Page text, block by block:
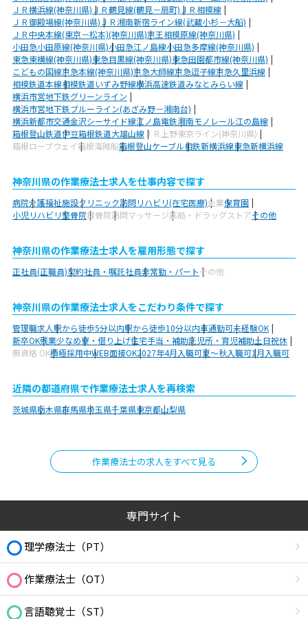
ＪＲ横浜線(神奈川県)ＪＲ鶴見線(鶴見－扇町)ＪＲ相模線
ＪＲ御殿場線(神奈川県)ＪＲ湘南新宿ライン線(武蔵小杉－大船)
ＪＲ中央本線(東京－松本)(神奈川県)京王相模原線(神奈川県)
小田急小田原線(神奈川県)小田急江ノ島線小田急多摩線(神奈川県)
東急東横線(神奈川県)東急目黒線(神奈川県)東急田園都市線(神奈川県)
こどもの国線京急本線(神奈川県)京急大師線京急逗子線京急久里浜線
相模鉄道本線相模鉄道いずみ野線横浜高速鉄道みなとみらい線
横浜市営地下鉄グリーンライン
横浜市営地下鉄ブルーライン(あざみ野－湘南台)
横浜新都市交通金沢シーサイド線江ノ島電鉄湘南モノレール江の島線
箱根登山鉄道伊豆箱根鉄道大雄山線 ＪＲ上野東京ライン(神奈川県)
箱根ロープウェイ箱根海賊船箱根登山ケーブル相鉄新横浜線東急新横浜線
神奈川県の作業療法士求人を仕事内容で探す
病院介護福祉施設クリニック訪問リハビリ(在宅医療)企業保育園
小児リハビリ整骨院接骨院訪問マッサージ薬局・ドラッグストアその他
神奈川県の作業療法士求人を雇用形態で探す
正社員(正職員)契約社員・嘱託社員非常勤・パートその他
神奈川県の作業療法士求人をこだわり条件で探す
管理職求人駅から徒歩5分以内駅から徒歩10分以内車通勤可未経験OK
新卒OK残業少なめ寮・借り上げ住宅手当・補助託児所・育児補助土日祝休
無資格 OK積極採用中WEB面接OK2027年4月入職可夏～秋入職可1月入職可
近隣の都道府県で作業療法士求人を再検索
茨城県栃木県群馬県埼玉県千葉県東京都山梨県
作業療法士の求人をすべて見る
専門サイト
理学療法士（PT）
作業療法士（OT）
言語聴覚士（ST）